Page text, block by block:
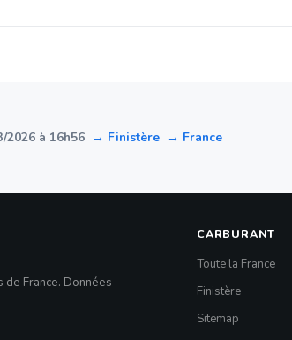
2026 à 16h56 → Finistère → France
France. Données
CARBURANT
Toute la France
Finistère
Sitemap